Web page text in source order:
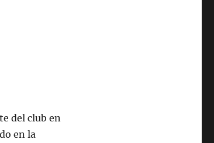
del club en
en la